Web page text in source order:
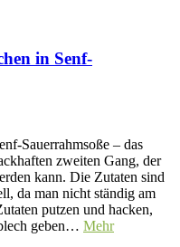
in Senf-
Sauerrahmsoße – das
zweiten Gang, der
kann. Die Zutaten sind
da man nicht ständig am
putzen und hacken,
geben… Mehr